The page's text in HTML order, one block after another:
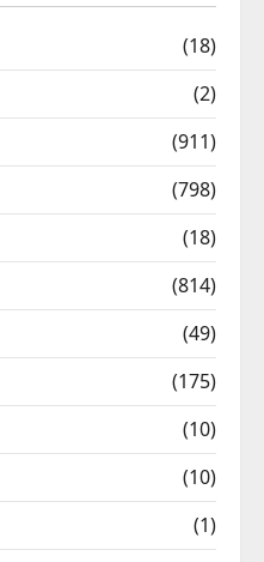
(18)
(2)
(911)
(798)
(18)
(814)
(49)
(175)
(10)
(10)
(1)